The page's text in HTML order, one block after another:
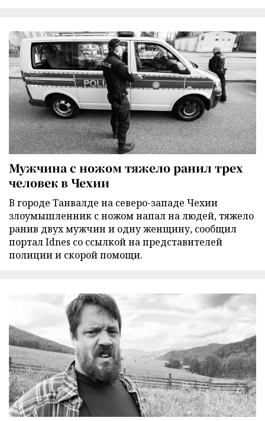
Мужчина с ножом тяжело ранил трех
человек в Чехии
В городе Танвалде на северо-западе Чехии
злоумышленник с ножом напал на людей, тяжело
ранив двух мужчин и одну женщину, сообщил
портал Idnes со ссылкой на представителей
полиции и скорой помощи.